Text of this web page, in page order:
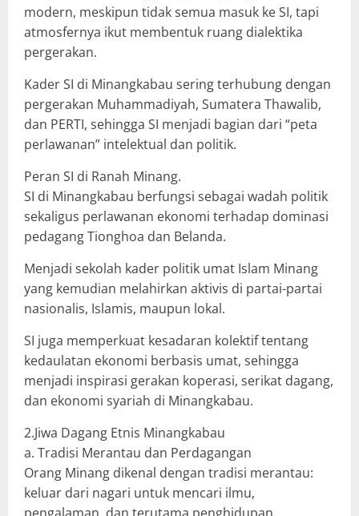
modern, meskipun tidak semua masuk ke SI, tapi
atmosfernya ikut membentuk ruang dialektika
pergerakan.
Kader SI di Minangkabau sering terhubung dengan
pergerakan Muhammadiyah, Sumatera Thawalib,
dan PERTI, sehingga SI menjadi bagian dari “peta
perlawanan” intelektual dan politik.
Peran SI di Ranah Minang.
SI di Minangkabau berfungsi sebagai wadah politik
sekaligus perlawanan ekonomi terhadap dominasi
pedagang Tionghoa dan Belanda.
Menjadi sekolah kader politik umat Islam Minang
yang kemudian melahirkan aktivis di partai-partai
nasionalis, Islamis, maupun lokal.
SI juga memperkuat kesadaran kolektif tentang
kedaulatan ekonomi berbasis umat, sehingga
menjadi inspirasi gerakan koperasi, serikat dagang,
dan ekonomi syariah di Minangkabau.
2.Jiwa Dagang Etnis Minangkabau
a. Tradisi Merantau dan Perdagangan
Orang Minang dikenal dengan tradisi merantau:
keluar dari nagari untuk mencari ilmu,